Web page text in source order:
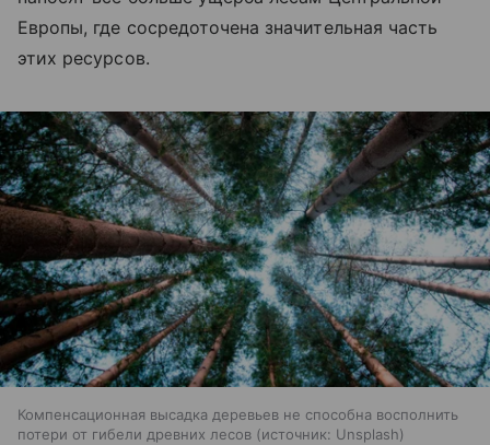
Европы, где сосредоточена значительная часть
этих ресурсов.
Компенсационная высадка деревьев не способна восполнить
потери от гибели древних лесов
источник: Unsplash